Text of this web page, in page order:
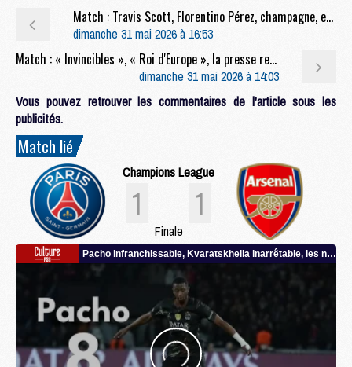
Match : Travis Scott, Florentino Pérez, champagne, etc : la nuit parisienne après PSG/Arsenal
dimanche 31 mai 2026 à 16:53
Match : « Invincibles », « Roi d'Europe », la presse rend hommage au PSG et à Luis Enrique
dimanche 31 mai 2026 à 14:03
Vous pouvez retrouver les commentaires de l'article sous les
publicités.
Match lié
Champions League
1 1
Finale